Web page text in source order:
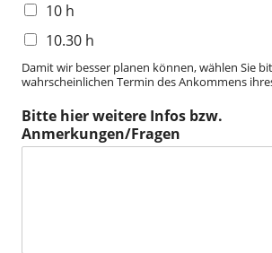
10 h
10.30 h
Damit wir besser planen können, wählen Sie
wahrscheinlichen Termin des Ankommens
Bitte hier weitere Infos bzw.
Anmerkungen/Fragen